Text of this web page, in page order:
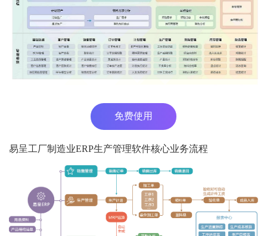
免费使用
易呈工厂制造业ERP生产管理软件核心业务流程